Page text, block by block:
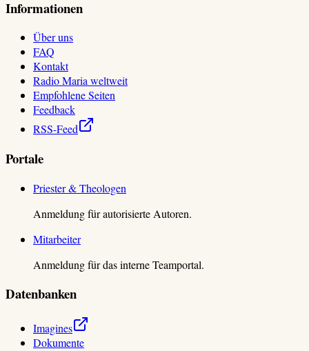
Informationen
Über uns
FAQ
Kontakt
Radio Maria weltweit
Empfohlene Seiten
Feedback
RSS-Feed
Portale
Priester & Theologen
Anmeldung für autorisierte Autoren.
Mitarbeiter
Anmeldung für das interne Teamportal.
Datenbanken
Imagines
Dokumente